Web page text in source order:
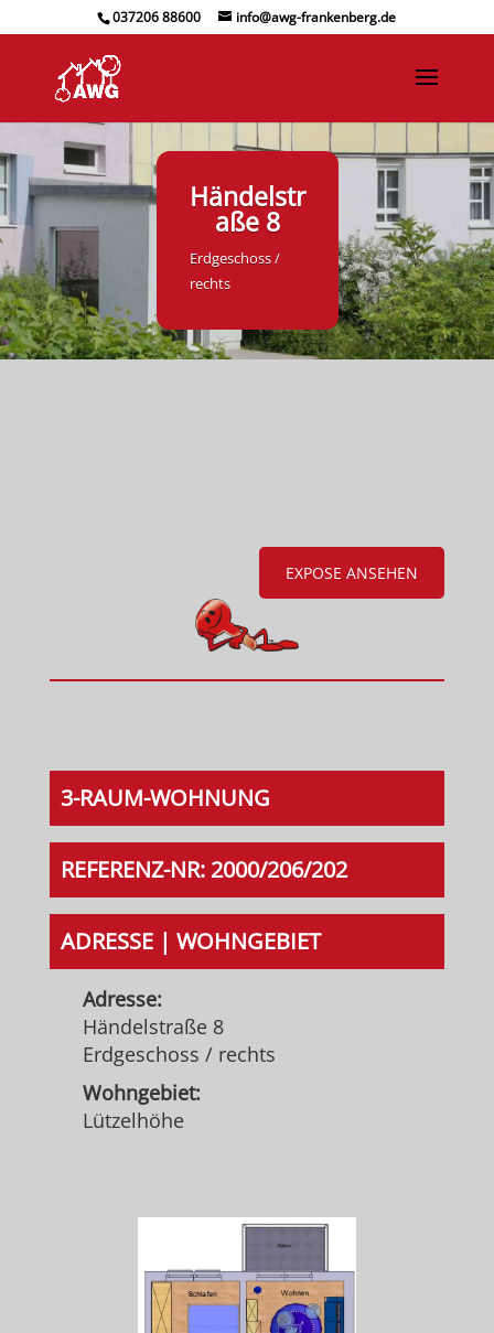
037206 88600 info@awg-frankenberg.de
Händelstr
aße 8
Erdgeschoss /
rechts
EXPOSE ANSEHEN
3-RAUM-WOHNUNG
REFERENZ-NR: 2000/206/202
ADRESSE | WOHNGEBIET
Adresse:
Händelstraße 8
Erdgeschoss / rechts
Wohngebiet:
Lützelhöhe